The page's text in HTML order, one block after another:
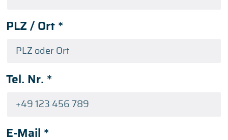
PLZ / Ort *
Tel. Nr. *
E-Mail *